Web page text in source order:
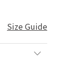
Size Guide